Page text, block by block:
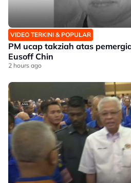
VIDEO TERKINI & POPULAR
PM ucap takziah atas
Eusoff Chin
2 hours ago